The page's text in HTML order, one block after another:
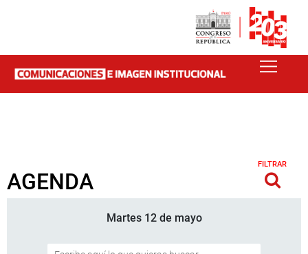
AGENDA
FILTRAR
Martes 12 de mayo